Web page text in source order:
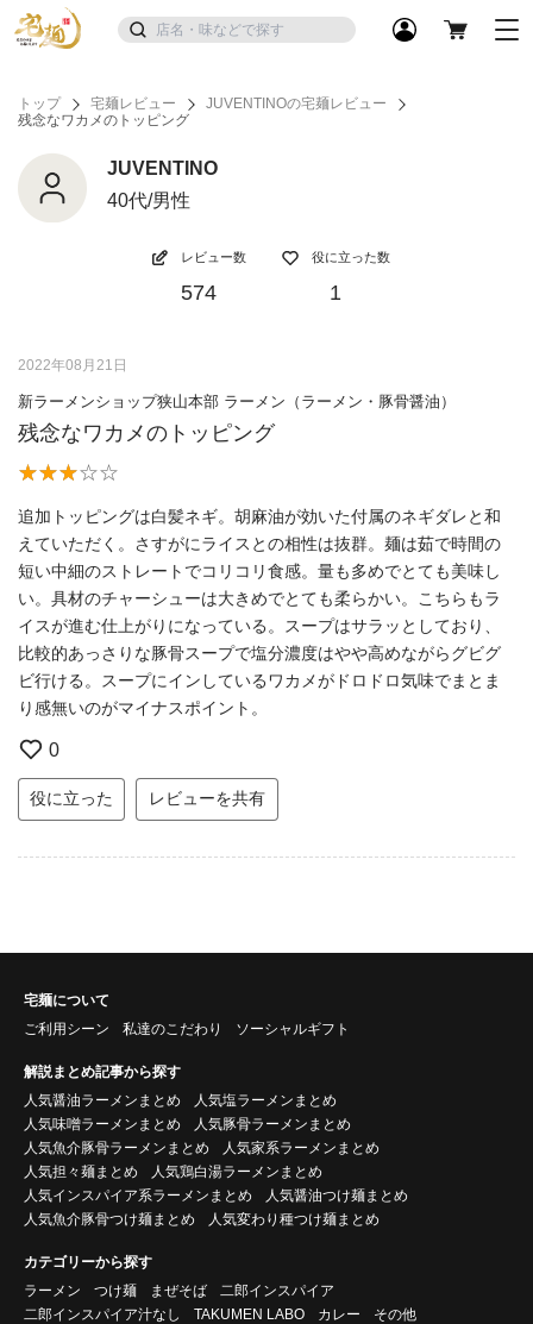
トップ 宅麺レビュー
JUVENTINOの宅麺レビュー
残念なワカメのトッピング
JUVENTINO
40代/男性
レビュー数
574
役に立った数
1
2022年08月21日
新ラーメンショップ狭山本部 ラーメン（ラーメン・豚骨醤油）
残念なワカメのトッピング
追加トッピングは白髪ネギ。胡麻油が効いた付属のネギダレと和
えていただく。さすがにライスとの相性は抜群。麺は茹で時間の
短い中細のストレートでコリコリ食感。量も多めでとても美味し
い。具材のチャーシューは大きめでとても柔らかい。こちらもラ
イスが進む仕上がりになっている。スープはサラッとしており、
比較的あっさりな豚骨スープで塩分濃度はやや高めながらグビグ
ビ行ける。スープにインしているワカメがドロドロ気味でまとま
り感無いのがマイナスポイント。
0
役に立った レビューを共有
宅麺について
ご利用シーン
私達のこだわり ソーシャルギフト
解説まとめ記事から探す
人気醤油ラーメンまとめ
人気塩ラーメンまとめ
人気味噌ラーメンまとめ
人気豚骨ラーメンまとめ
人気魚介豚骨ラーメンまとめ
人気家系ラーメンまとめ
人気担々麺まとめ
人気鶏白湯ラーメンまとめ
人気インスパイア系ラーメンまとめ
人気醤油つけ麺まとめ
人気魚介豚骨つけ麺まとめ
人気変わり種つけ麺まとめ
カテゴリーから探す
ラーメン
つけ麺 まぜそば
二郎インスパイア
二郎インスパイア汁なし
TAKUMEN LABO カレー その他